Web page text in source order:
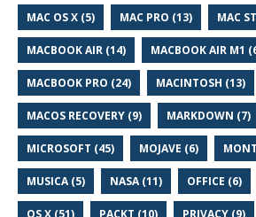
MAC OS X (5) MAC PRO (13) MAC
MACBOOK AIR (14) MACBOOK AIR M1
MACBOOK PRO (24) MACINTOSH (13)
MACOS RECOVERY (9) MARKDOWN (7)
MICROSOFT (45) MOJAVE (6)
MUSICA (5) NASA (11) OFFICE (6)
OS X (51) PACKT (10) PRIVACY (9)